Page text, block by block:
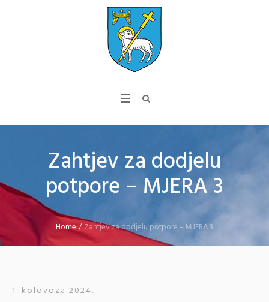
Zahtjev za dodjelu
potpore – MJERA 3
Home /Zahtjev za dodjelu potpore – MJERA 3
1. kolovoza 2024.